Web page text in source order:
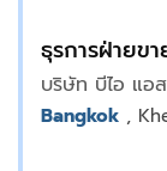
ธุรการฝ่ายขา
บริษัท บีไอ แอ
Bangkok ,